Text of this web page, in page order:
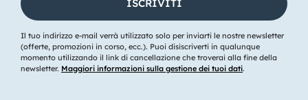
Il tuo indirizzo e-mail verrà utilizzato solo per inviarti le nostre newsletter
(offerte, promozioni in corso, ecc.). Puoi disiscriverti in qualunque
momento utilizzando il link di cancellazione che troverai alla fine della
newsletter. Maggiori informazioni sulla gestione dei tuoi dati.